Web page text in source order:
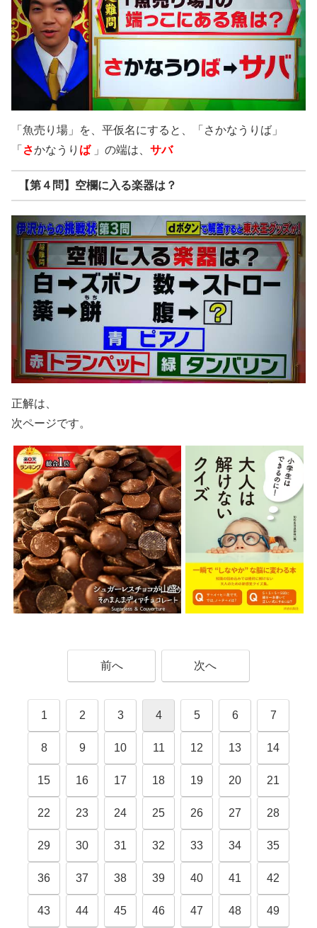
「魚売り場」を、平仮名にすると、「さかなうりば」
「 さかなうり ば」の端は、 サバ
【第４問】空欄に入る楽器は？
正解は、
次ページです。
前へ 次へ
1 2 3 4 5 6 7
8 9 10 11 12 13 14
15 16 17 18 19 20 21
22 23 24 25 26 27 28
29 30 31 32 33 34 35
36 37 38 39 40 41 42
43 44 45 46 47 48 49